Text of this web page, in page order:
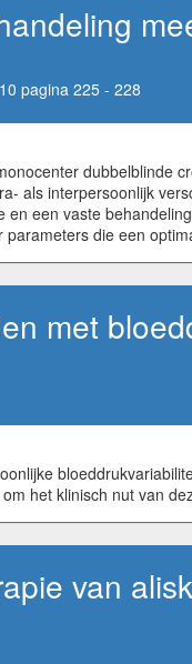
pagina 225 - 228
dubbelblinde
als interpersoonlijk
een vaste
die een
met
het klinisch nut van
van